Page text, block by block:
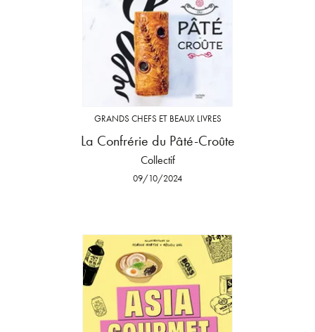
GRANDS CHEFS ET BEAUX LIVRES
La Confrérie du Pâté-Croûte
Collectif
09/10/2024